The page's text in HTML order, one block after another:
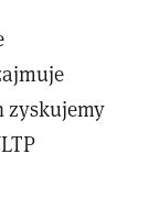
zyskujemy